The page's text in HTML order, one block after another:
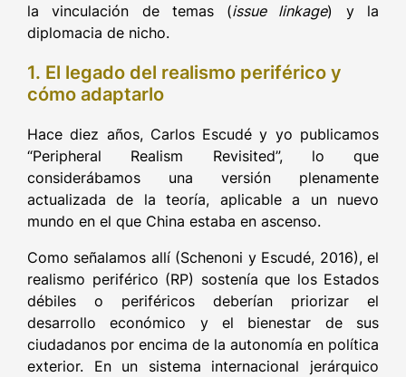
la vinculación de temas (issue linkage) y la
diplomacia de nicho.
1. El legado del realismo periférico y
cómo adaptarlo
Hace diez años, Carlos Escudé y yo publicamos
“Peripheral Realism Revisited”, lo que
considerábamos una versión plenamente
actualizada de la teoría, aplicable a un nuevo
mundo en el que China estaba en ascenso.
Como señalamos allí (Schenoni y Escudé, 2016), el
realismo periférico (RP) sostenía que los Estados
débiles o periféricos deberían priorizar el
desarrollo económico y el bienestar de sus
ciudadanos por encima de la autonomía en política
exterior. En un sistema internacional jerárquico